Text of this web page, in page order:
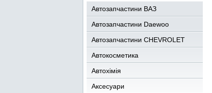
Автозапчастини ВАЗ
Автозапчастини Daewoo
Автозапчастини CHEVROLET
Автокосметика
Автохімія
Аксесуари